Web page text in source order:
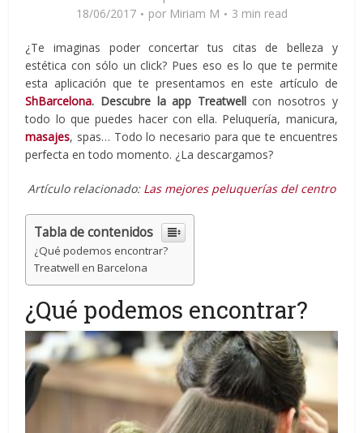
18/06/2017 por Miriam M 3 min read
¿Te imaginas poder concertar tus citas de belleza y
estética con sólo un click? Pues eso es lo que te permite
esta aplicación que te presentamos en este artículo de
ShBarcelona. Descubre la app Treatwellcon nosotros y
todo lo que puedes hacer con ella. Peluquería, manicura,
masajes, spas… Todo lo necesario para que te encuentres
perfecta en todo momento. ¿La descargamos?
Artículo relacionado: Las mejores peluquerías del centro
Tabla de contenidos
¿Qué podemos encontrar?
Treatwell en Barcelona
¿Qué podemos encontrar?